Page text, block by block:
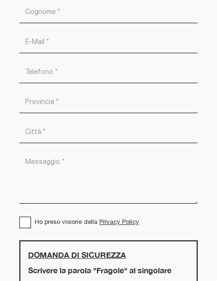
Ho preso visione della Privacy Policy
DOMANDA DI SICUREZZA
Scrivere la parola "Fragole" al singolare